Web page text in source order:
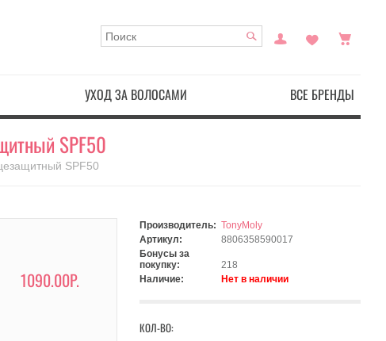
УХОД ЗА ВОЛОСАМИ ВСЕ БРЕНДЫ
SPF50
SPF50
1090.00Р.
Производитель: TonyMoly
Артикул:
8806358590017
Бонусы за
покупку:
218
Наличие:
Нет в наличии
КОЛ-ВО: